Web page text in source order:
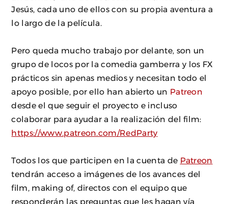
Jesús, cada uno de ellos con su propia aventura a
lo largo de la película.
Pero queda mucho trabajo por delante, son un
grupo de locos por la comedia gamberra y los FX
prácticos sin apenas medios y necesitan todo el
apoyo posible, por ello han abierto un Patreon
desde el que seguir el proyecto e incluso
colaborar para ayudar a la realización del film:
https://www.patreon.com/RedParty
Todos los que participen en la cuenta de Patreon
tendrán acceso a imágenes de los avances del
film, making of, directos con el equipo que
responderán las preguntas que les hagan vía